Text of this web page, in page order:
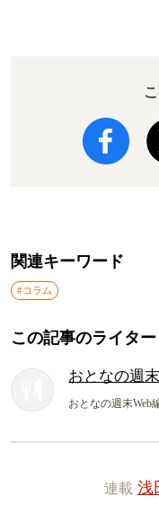
関連キーワード
#コラム
この記事のライター
おとなの週
おとなの週末Web
連載 浅